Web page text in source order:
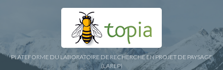
PLATEFORME DU LABORATOIRE DE RECHERCHE EN PROJET DE PAYSAGE
(LAREP)